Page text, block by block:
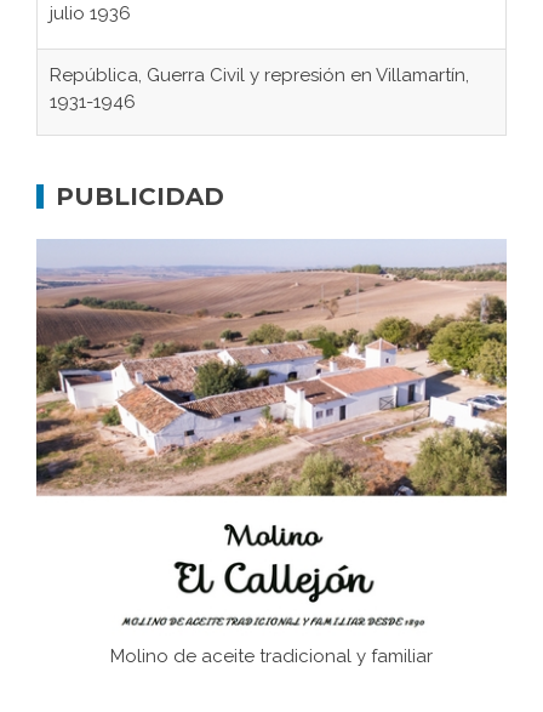
julio 1936
República, Guerra Civil y represión en Villamartín,
1931-1946
concentración nazis
Bornos
El Frente Popular. Ubrique, febrero-julio 1936
Juntar las letras. La alfabetización en el campo: del
afán de saber a la autogestión
Historia y vivencias del poblado de Los Hurones
PUBLICIDAD
Molino de aceite tradicional y familiar